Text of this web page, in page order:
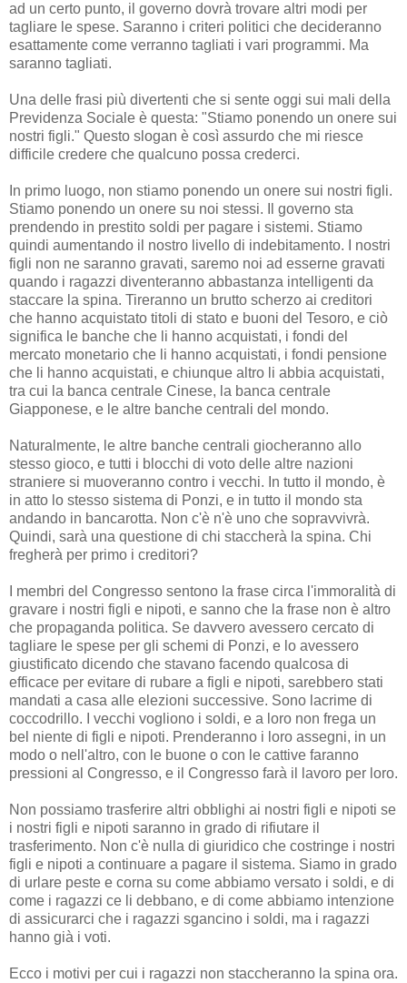
ad un certo punto, il governo dovrà trovare altri modi per
tagliare le spese. Saranno i criteri politici che decideranno
esattamente come verranno tagliati i vari programmi. Ma
saranno tagliati.
Una delle frasi più divertenti che si sente oggi sui mali della
Previdenza Sociale è questa: "Stiamo ponendo un onere sui
nostri figli." Questo slogan è così assurdo che mi riesce
difficile credere che qualcuno possa crederci.
In primo luogo, non stiamo ponendo un onere sui nostri figli.
Stiamo ponendo un onere su noi stessi. Il governo sta
prendendo in prestito soldi per pagare i sistemi. Stiamo
quindi aumentando il nostro livello di indebitamento. I nostri
figli non ne saranno gravati, saremo noi ad esserne gravati
quando i ragazzi diventeranno abbastanza intelligenti da
staccare la spina. Tireranno un brutto scherzo ai creditori
che hanno acquistato titoli di stato e buoni del Tesoro, e ciò
significa le banche che li hanno acquistati, i fondi del
mercato monetario che li hanno acquistati, i fondi pensione
che li hanno acquistati, e chiunque altro li abbia acquistati,
tra cui la banca centrale Cinese, la banca centrale
Giapponese, e le altre banche centrali del mondo.
Naturalmente, le altre banche centrali giocheranno allo
stesso gioco, e tutti i blocchi di voto delle altre nazioni
straniere si muoveranno contro i vecchi. In tutto il mondo, è
in atto lo stesso sistema di Ponzi, e in tutto il mondo sta
andando in bancarotta. Non c'è n'è uno che sopravvivrà.
Quindi, sarà una questione di chi staccherà la spina. Chi
fregherà per primo i creditori?
I membri del Congresso sentono la frase circa l'immoralità di
gravare i nostri figli e nipoti, e sanno che la frase non è altro
che propaganda politica. Se davvero avessero cercato di
tagliare le spese per gli schemi di Ponzi, e lo avessero
giustificato dicendo che stavano facendo qualcosa di
efficace per evitare di rubare a figli e nipoti, sarebbero stati
mandati a casa alle elezioni successive. Sono lacrime di
coccodrillo. I vecchi vogliono i soldi, e a loro non frega un
bel niente di figli e nipoti. Prenderanno i loro assegni, in un
modo o nell'altro, con le buone o con le cattive faranno
pressioni al Congresso, e il Congresso farà il lavoro per loro.
Non possiamo trasferire altri obblighi ai nostri figli e nipoti se
i nostri figli e nipoti saranno in grado di rifiutare il
trasferimento. Non c'è nulla di giuridico che costringe i nostri
figli e nipoti a continuare a pagare il sistema. Siamo in grado
di urlare peste e corna su come abbiamo versato i soldi, e di
come i ragazzi ce li debbano, e di come abbiamo intenzione
di assicurarci che i ragazzi sgancino i soldi, ma i ragazzi
hanno già i voti.
Ecco i motivi per cui i ragazzi non staccheranno la spina ora.